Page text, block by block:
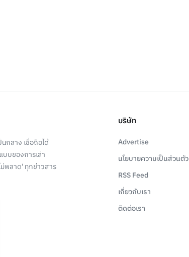
กลาง เชื่อถือได้
บบของการเล่า
ม่พลาด' ทุกข่าวสาร
บริษัท
Advertise
นโยบายความเป็นส่วนตัว
RSS Feed
เกี่ยวกับเรา
ติดต่อเรา